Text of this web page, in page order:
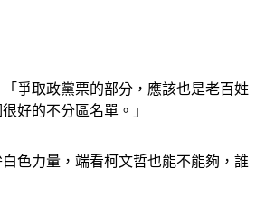
爭取政黨票的部分，應該也是老百姓
好的不分區名單。」
色力量，端看柯文哲也能不能夠，誰